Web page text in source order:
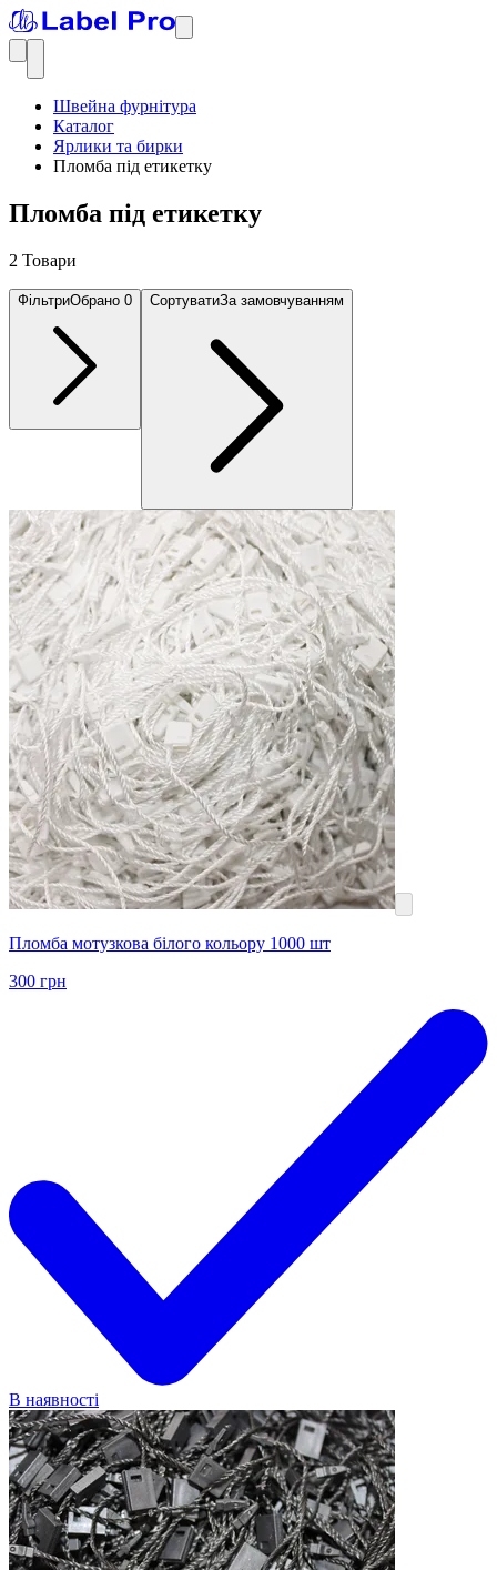
Швейна фурнітура
Каталог
Ярлики та бирки
Пломба під етикетку
Пломба під етикетку
2 Товари
ФільтриОбрано 0 СортуватиЗа замовчуванням
Пломба мотузкова білого кольору 1000 шт
300 грн
В наявності